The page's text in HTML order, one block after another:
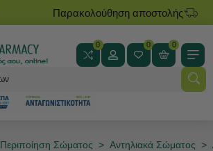
Παρακολούθηση αποστολής
0 0 0
Περιποίηση Σώματος > Αντηλιακά Σώματος >